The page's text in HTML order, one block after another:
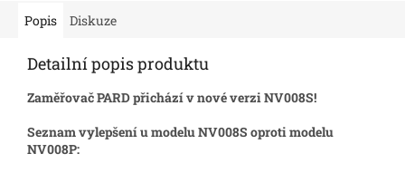
Popis Diskuze
Detailní popis produktu
Zaměřovač PARD přichází v nové verzi NV008S!
Seznam vylepšení u modelu NV008S oproti modelu
NV008P: